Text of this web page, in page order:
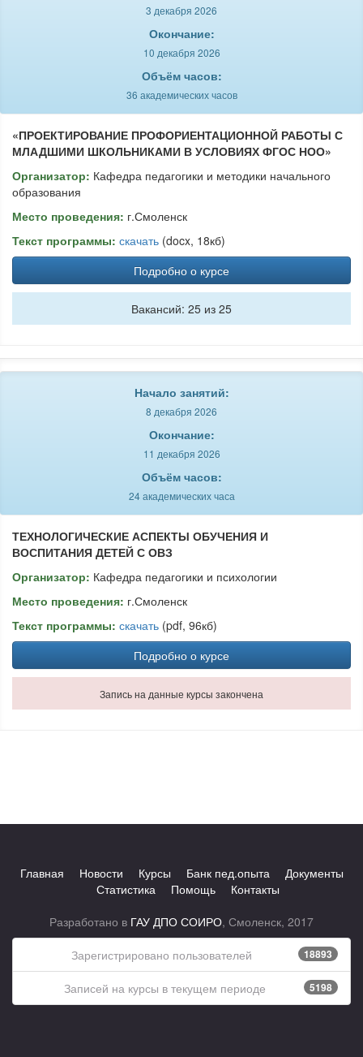
3 декабря 2026
Окончание:
10 декабря 2026
Объём часов:
36 академических часов
«ПРОЕКТИРОВАНИЕ ПРОФОРИЕНТАЦИОННОЙ РАБОТЫ С
МЛАДШИМИ ШКОЛЬНИКАМИ В УСЛОВИЯХ ФГОС НОО»
Организатор: Кафедра педагогики и методики начального
образования
Место проведения: г.Смоленск
Текст программы: скачать (docx, 18кб)
Подробно о курсе
Вакансий: 25 из 25
Начало занятий:
8 декабря 2026
Окончание:
11 декабря 2026
Объём часов:
24 академических часа
ТЕХНОЛОГИЧЕСКИЕ АСПЕКТЫ ОБУЧЕНИЯ И
ВОСПИТАНИЯ ДЕТЕЙ С ОВЗ
Организатор: Кафедра педагогики и психологии
Место проведения: г.Смоленск
Текст программы: скачать (pdf, 96кб)
Подробно о курсе
Запись на данные курсы закончена
Главная Новости Курсы Банк пед.опыта
Документы
Статистика
Помощь
Контакты
Разработано в ГАУ ДПО СОИРО, Смоленск, 2017
18893
Зарегистрировано пользователей
5198
Записей на курсы в текущем периоде